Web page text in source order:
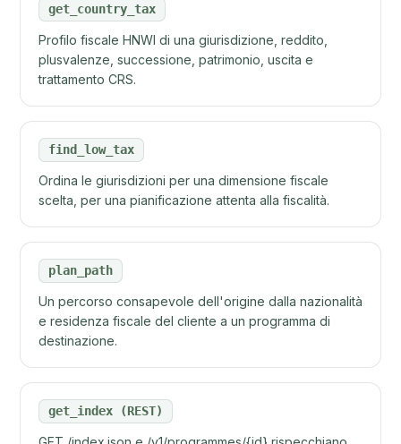
get_country_tax
Profilo fiscale HNWI di una giurisdizione, reddito,
plusvalenze, successione, patrimonio, uscita e
trattamento CRS.
find_low_tax
Ordina le giurisdizioni per una dimensione fiscale
scelta, per una pianificazione attenta alla fiscalità.
plan_path
Un percorso consapevole dell'origine dalla nazionalità
e residenza fiscale del cliente a un programma di
destinazione.
get_index (REST)